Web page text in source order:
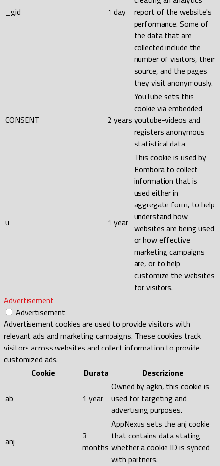
_gid 1 day
report of the website's
performance. Some of
the data that are
collected include the
number of visitors, their
source, and the pages
they visit anonymously.
CONSENT 2 years
YouTube sets this
cookie via embedded
youtube-videos and
registers anonymous
statistical data.
u 1 year
This cookie is used by
Bombora to collect
information that is
used either in
aggregate form, to help
understand how
websites are being used
or how effective
marketing campaigns
are, or to help
customize the websites
for visitors.
Advertisement
Advertisement
Advertisement cookies are used to provide visitors with
relevant ads and marketing campaigns. These cookies track
visitors across websites and collect information to provide
customized ads.
Cookie
Durata Descrizione
ab 1 year
Owned by agkn, this cookie is
used for targeting and
advertising purposes.
anj
3
months
AppNexus sets the anj cookie
that contains data stating
whether a cookie ID is synced
with partners.